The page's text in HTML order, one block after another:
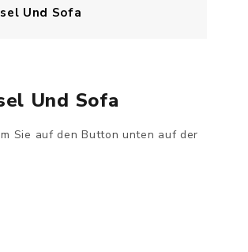
Und Sofa
Und Sofa
Sie auf den Button unten auf der